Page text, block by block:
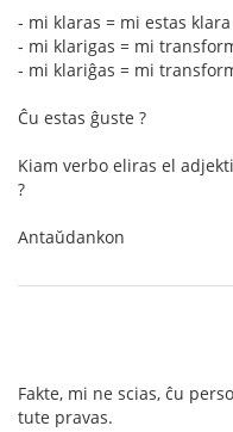
- mi klaras = mi estas klara
- mi klarigas = mi
- mi klariĝas = mi
Ĉu estas ĝuste ?
Kiam verbo eliras el
?
Antaŭdankon
Fakte, mi ne scias, ĉu
tute pravas.